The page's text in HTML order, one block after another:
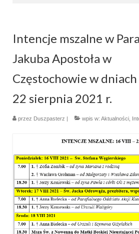
Intencje mszalne
Informacje duszpasterskie
Piszą o nas
Remont kościoła
Parafia
Historia
Duszpasterze
Nasz patron
Kościół Rektoracki
Vademecum
Intencje mszalne w
Jakuba Apostoła w
Częstochowie w
22 sierpnia 2021 r.
przez Duszpasterz wpis w: Aktualności